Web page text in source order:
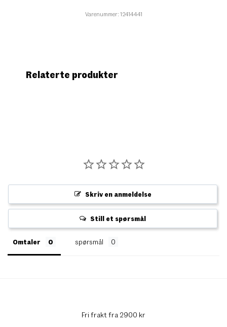
Varenummer: 12414441
Relaterte produkter
Skriv en anmeldelse
Still et spørsmål
Omtaler spørsmål
Fri frakt fra 2900 kr